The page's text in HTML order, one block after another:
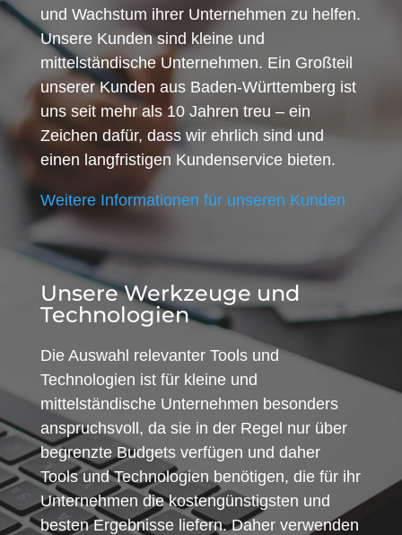
und Wachstum ihrer Unternehmen zu helfen.
Unsere Kunden sind kleine und
mittelständische Unternehmen. Ein Großteil
unserer Kunden aus Baden-Württemberg ist
uns seit mehr als 10 Jahren treu – ein
Zeichen dafür, dass wir ehrlich sind und
einen langfristigen Kundenservice bieten.
Weitere Informationen für unseren Kunden
Unsere Werkzeuge und
Technologien
Die Auswahl relevanter Tools und
Technologien ist für kleine und
mittelständische Unternehmen besonders
anspruchsvoll, da sie in der Regel nur über
begrenzte Budgets verfügen und daher
Tools und Technologien benötigen, die für ihr
Unternehmen die kostengünstigsten und
besten Ergebnisse liefern. Daher verwenden